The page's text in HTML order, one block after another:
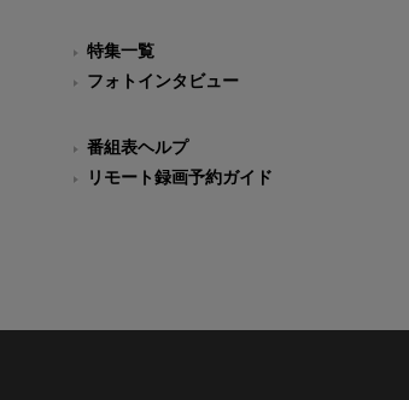
特集一覧
フォトインタビュー
番組表ヘルプ
リモート録画予約ガイド